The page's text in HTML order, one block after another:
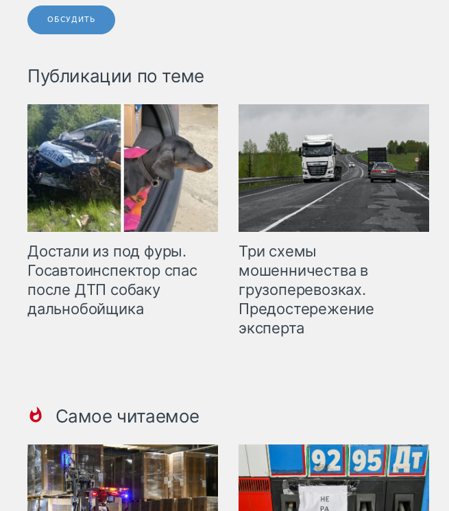
ОБСУДИТЬ
Публикации по теме
Достали из под фуры.
Госавтоинспектор спас
после ДТП собаку
дальнобойщика
Три схемы
мошенничества в
грузоперевозках.
Предостережение
эксперта
Самое читаемое